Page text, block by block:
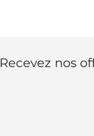
Recevez nos